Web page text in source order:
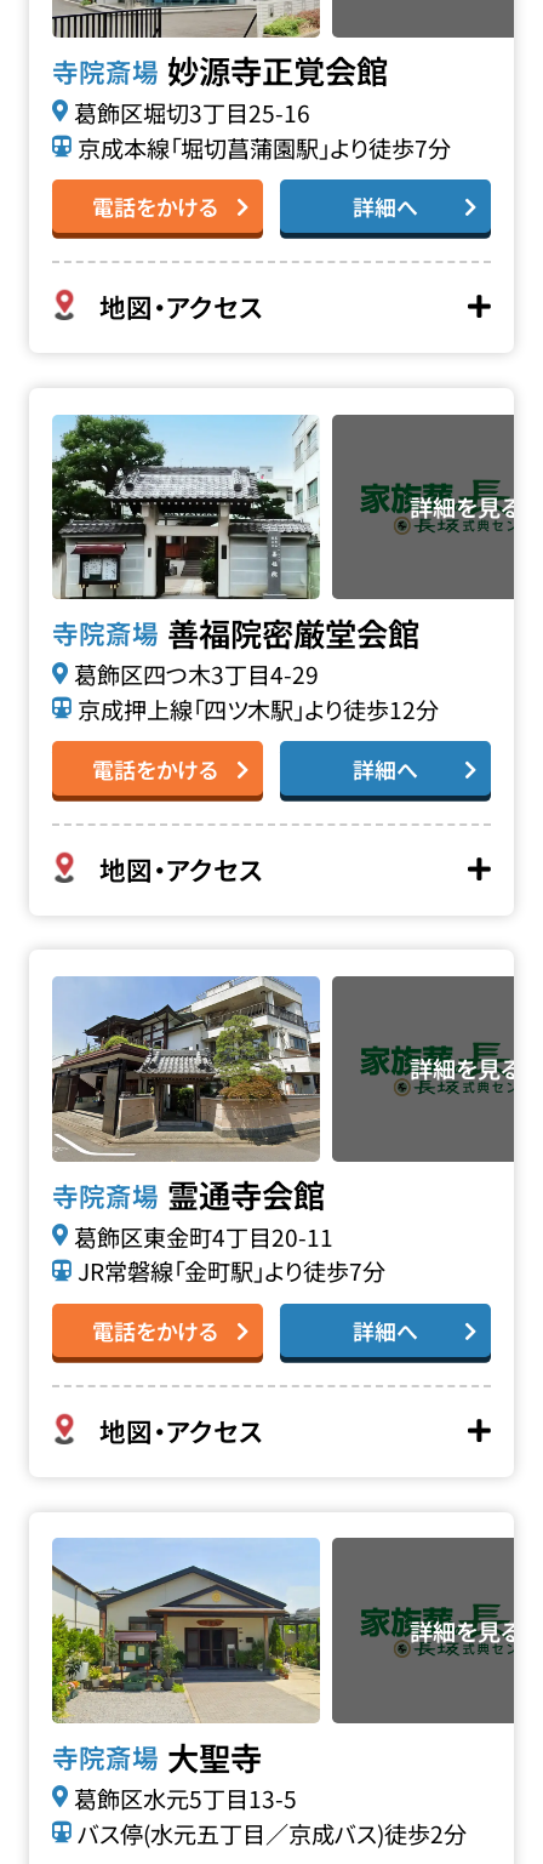
寺院斎場 妙源寺正覚会館
葛飾区堀切3丁目25-16
京成本線「堀切菖蒲園駅」より徒歩7分
電話をかける 詳細へ
地図・アクセス
寺院斎場 善福院密厳堂会館
葛飾区四つ木3丁目4-29
京成押上線「四ツ木駅」より徒歩12分
電話をかける 詳細へ
地図・アクセス
寺院斎場 霊通寺会館
葛飾区東金町4丁目20-11
JR常磐線「金町駅」より徒歩7分
電話をかける 詳細へ
地図・アクセス
寺院斎場 大聖寺
葛飾区水元5丁目13-5
バス停(水元五丁目／京成バス)徒歩2分
大聖寺の詳細へ